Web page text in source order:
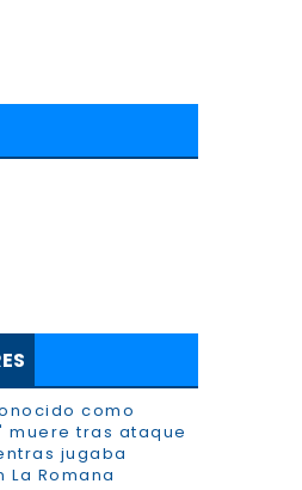
como
muere tras ataque
jugaba
La Romana